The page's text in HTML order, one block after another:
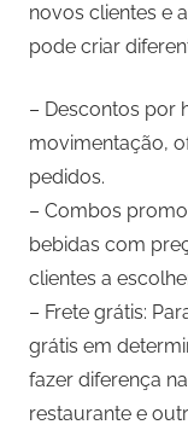
novos clientes e
pode criar
– Descontos por
movimentação,
pedidos.
– Combos
bebidas com
clientes a
– Frete grátis:
grátis em
fazer diferença
restaurante e